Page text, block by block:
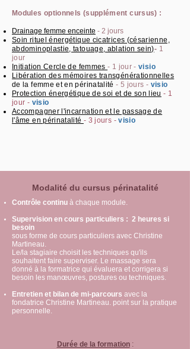
Modules optionnels (supplément cursus) :
Drainage femme enceinte - 2 jours
Soin rituel énergétique cicatrices (césarienne,
abdominoplastie, tatouage, ablation sein)- 1
jour
Initiation Cercle de femmes- 1 jour -visio
Libération des mémoires transgénérationnelles
de la femme et en périnatalité- 5 jours - visio
Protection énergétique de soi et de son lieu - 1
jour - visio
Accompagner l'incarnation et le passage de
l'âme en périnatalité - 3 jours -visio
Modalité du cursus périnatalité
Contrôle continu à chaque module.
Supervision en cours particuliers : 2 heures si
besoin
sous forme de cours particuliers avec Christine
Martineau.
Le/la stagiaire choisit les techniques qu'ils
souhaitent faire superviser. Le massage sera
donné à la formatrice qui évaluera et corrigera si
besoin les manœuvres, postures ou techniques.
Entretien et bilan de mi-parcours avec la
fondatrice Christine Martineau. point sur la pratique
personnelle.
Durée de la formation :